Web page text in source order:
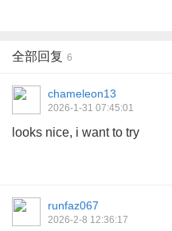
全部回复 6
chameleon13
2026-1-31 07:45:01
looks nice, i want to try
runfaz067
2026-2-8 12:36:17